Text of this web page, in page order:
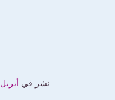
نشر في أبريل 22, 2021